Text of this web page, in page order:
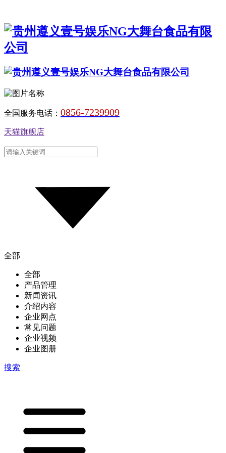
全国服务电话： 0856-7239909
天猫旗舰店
全部
全部
产品管理
新闻资讯
介绍内容
企业网点
常见问题
企业视频
企业图册
搜索